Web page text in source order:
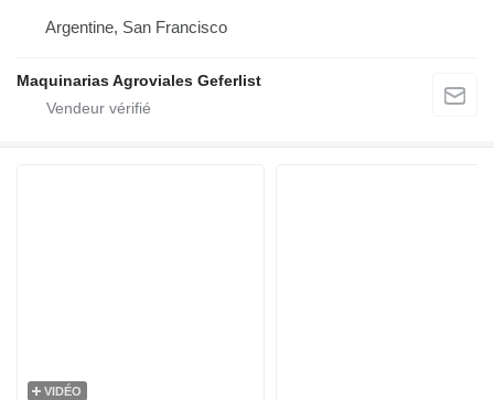
Argentine, San Francisco
Maquinarias Agroviales Geferlist
VIDÉO